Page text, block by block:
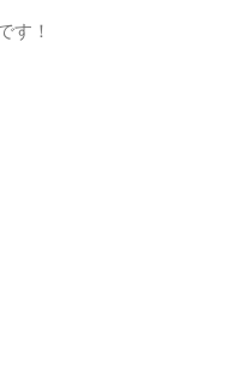
す！